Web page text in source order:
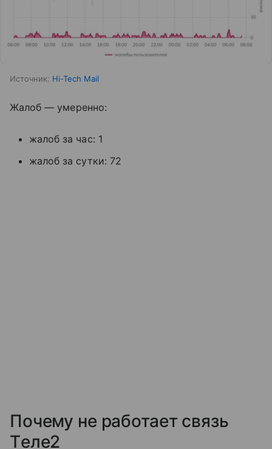
Источник: Hi-Tech Mail
Жалоб — умеренно:
жалоб за час: 1
жалоб за сутки: 72
Почему не работает связь
Tеле2